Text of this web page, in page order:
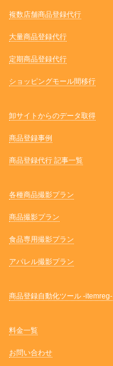
複数店舗商品登録代行
大量商品登録代行
定期商品登録代行
ショッピングモール間移行
卸サイトからのデータ取得
商品登録事例
商品登録代行 記事一覧
各種商品撮影プラン
商品撮影プラン
食品専用撮影プラン
アパレル撮影プラン
商品登録自動化ツール -itemreg-
料金一覧
お問い合わせ